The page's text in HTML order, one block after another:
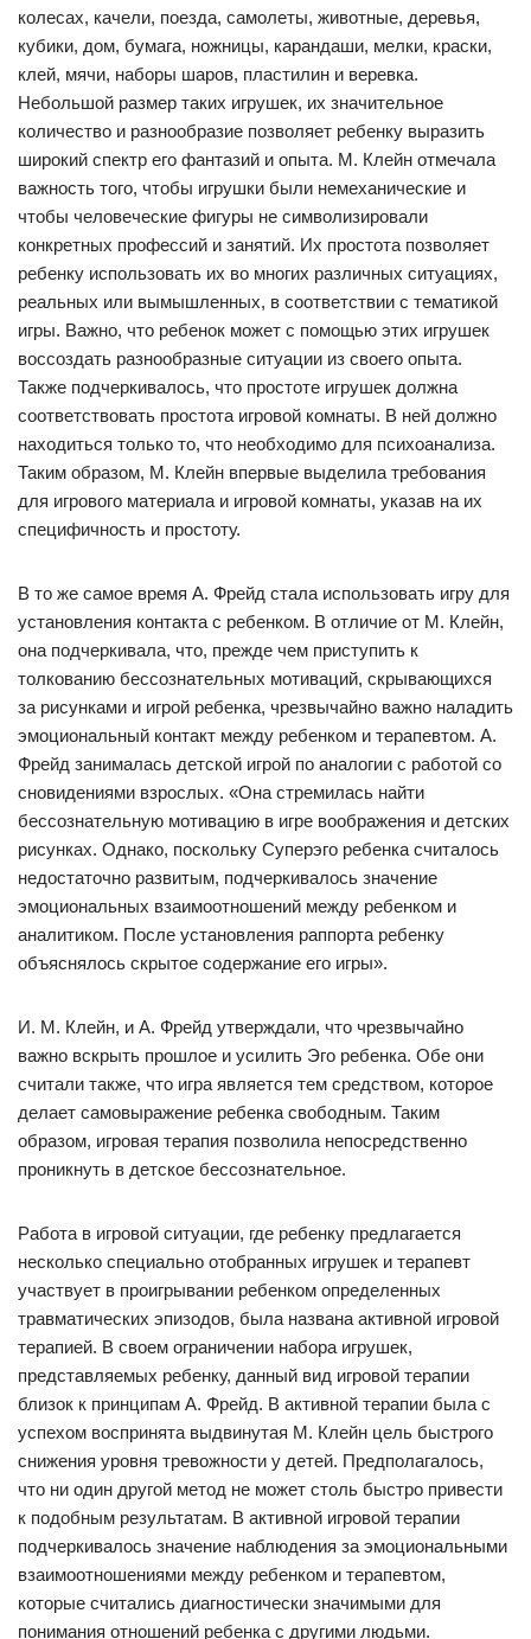
колесах, качели, поезда, самолеты, животные, деревья,
кубики, дом, бумага, ножницы, карандаши, мелки, краски,
клей, мячи, наборы шаров, пластилин и веревка.
Небольшой размер таких игрушек, их значительное
количество и разнообразие позволяет ребенку выразить
широкий спектр его фантазий и опыта. М. Клейн отмечала
важность того, чтобы игрушки были немеханические и
чтобы человеческие фигуры не символизировали
конкретных профессий и занятий. Их простота позволяет
ребенку использовать их во многих различных ситуациях,
реальных или вымышленных, в соответствии с тематикой
игры. Важно, что ребенок может с помощью этих игрушек
воссоздать разнообразные ситуации из своего опыта.
Также подчеркивалось, что простоте игрушек должна
соответствовать простота игровой комнаты. В ней должно
находиться только то, что необходимо для психоанализа.
Таким образом, М. Клейн впервые выделила требования
для игрового материала и игровой комнаты, указав на их
специфичность и простоту.
В то же самое время А. Фрейд стала использовать игру для
установления контакта с ребенком. В отличие от М. Клейн,
она подчеркивала, что, прежде чем приступить к
толкованию бессознательных мотиваций, скрывающихся
за рисунками и игрой ребенка, чрезвычайно важно наладить
эмоциональный контакт между ребенком и терапевтом. А.
Фрейд занималась детской игрой по аналогии с работой со
сновидениями взрослых. «Она стремилась найти
бессознательную мотивацию в игре воображения и детских
рисунках. Однако, поскольку Суперэго ребенка считалось
недостаточно развитым, подчеркивалось значение
эмоциональных взаимоотношений между ребенком и
аналитиком. После установления раппорта ребенку
объяснялось скрытое содержание его игры».
И. М. Клейн, и А. Фрейд утверждали, что чрезвычайно
важно вскрыть прошлое и усилить Эго ребенка. Обе они
считали также, что игра является тем средством, которое
делает самовыражение ребенка свободным. Таким
образом, игровая терапия позволила непосредственно
проникнуть в детское бессознательное.
Работа в игровой ситуации, где ребенку предлагается
несколько специально отобранных игрушек и терапевт
участвует в проигрывании ребенком определенных
травматических эпизодов, была названа активной игровой
терапией. В своем ограничении набора игрушек,
представляемых ребенку, данный вид игровой терапии
близок к принципам А. Фрейд. В активной терапии была с
успехом воспринята выдвинутая М. Клейн цель быстрого
снижения уровня тревожности у детей. Предполагалось,
что ни один другой метод не может столь быстро привести
к подобным результатам. В активной игровой терапии
подчеркивалось значение наблюдения за эмоциональными
взаимоотношениями между ребенком и терапевтом,
которые считались диагностически значимыми для
понимания отношений ребенка с другими людьми.